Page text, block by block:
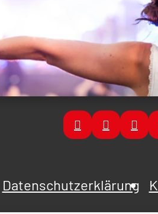
Datenschutzerklärung